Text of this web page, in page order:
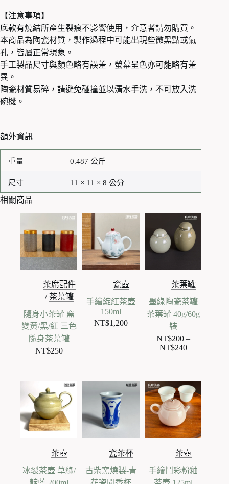
【注意事項】
底款有燒結所產生裂痕不影響使用，介意者請勿購買。
本商品為陶瓷材質，製作過程中可能出現些微黑點或氣
孔，皆屬正常現象。
手工製品尺寸與顏色略有誤差，螢幕呈色亦可能略有差
異。
陶瓷材質易碎，請避免碰撞並以清水手洗，不可放入洗
碗機。
額外資訊
重量 0.487 公斤
尺寸 11 × 11 × 8 公分
相關商品
茶席配件
/ 茶葉罐
隨身小茶罐 窯
變黃/黑/紅 三色
隨身茶葉罐
NT$250
瓷壺
手繪綻紅茶壺
150ml
NT$1,200
茶葉罐
墨綠陶瓷茶罐
茶葉罐 40g/60g
裝
NT$200 –
NT$240價
圍：
NT$200
到
NT$240
茶壺
冰裂茶壺 草綠/
瓷茶杯
古柴窯燒製-青
茶壺
手繪鬥彩粉釉